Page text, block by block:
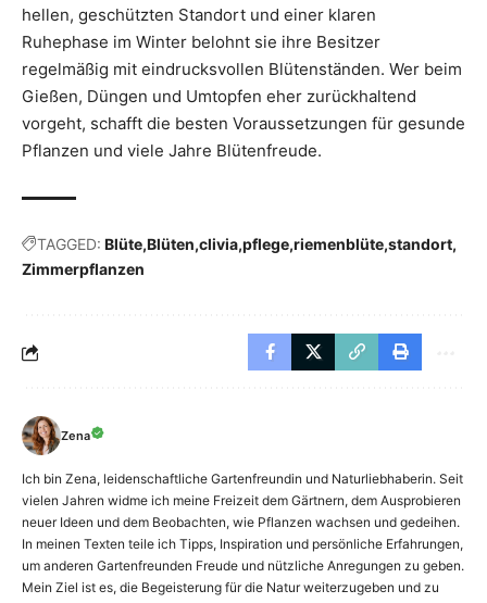
hellen, geschützten Standort und einer klaren
Ruhephase im Winter belohnt sie ihre Besitzer
regelmäßig mit eindrucksvollen Blütenständen. Wer beim
Gießen, Düngen und Umtopfen eher zurückhaltend
vorgeht, schafft die besten Voraussetzungen für gesunde
Pflanzen und viele Jahre Blütenfreude.
TAGGED: Blüte Blüten clivia pflege riemenblüte standort
Zimmerpflanzen
Zena
Ich bin Zena, leidenschaftliche Gartenfreundin und Naturliebhaberin. Seit
vielen Jahren widme ich meine Freizeit dem Gärtnern, dem Ausprobieren
neuer Ideen und dem Beobachten, wie Pflanzen wachsen und gedeihen.
In meinen Texten teile ich Tipps, Inspiration und persönliche Erfahrungen,
um anderen Gartenfreunden Freude und nützliche Anregungen zu geben.
Mein Ziel ist es, die Begeisterung für die Natur weiterzugeben und zu